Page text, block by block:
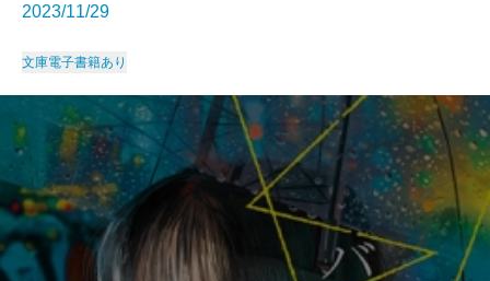
2023/11/29
文庫電子書籍あり